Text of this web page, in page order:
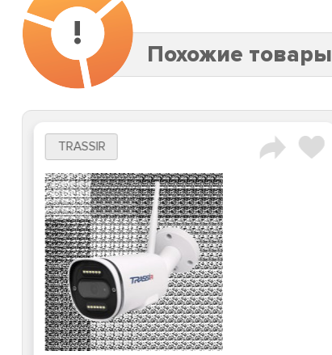
!
Похожие товары
TRASSIR